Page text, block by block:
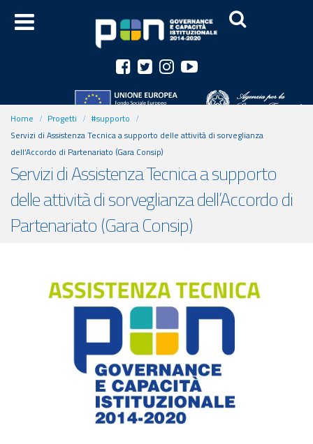
Home Progetti
#supporto
Servizi di Assistenza Tecnica a supporto delle attività di sorveglianza
dell’Accordo di Partenariato (Gara Consip)
Servizi di Assistenza Tecnica a supporto
delle attività di sorveglianza dell’Accordo di
Partenariato (Gara Consip)